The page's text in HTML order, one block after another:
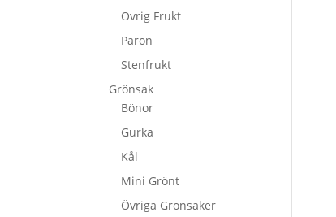
Övrig Frukt
Päron
Stenfrukt
Grönsak
Bönor
Gurka
Kål
Mini Grönt
Övriga Grönsaker